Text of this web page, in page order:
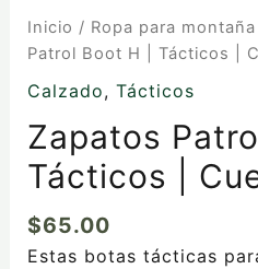
Inicio / Ropa para montaña
Patrol Boot H | Tácticos |
Calzado, Tácticos
Zapatos
Tácticos |
$65.00
Estas botas tácticas